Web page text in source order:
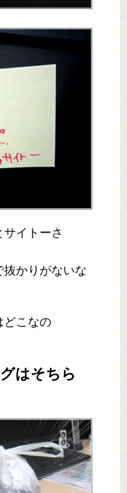
イトーさ
りがないな
どこなの
はそちら